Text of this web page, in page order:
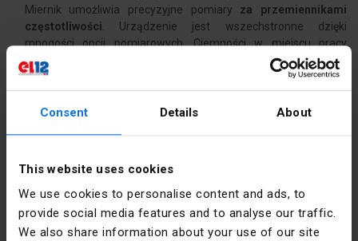
Consent Details About
This website uses cookies
We use cookies to personalise content and ads, to
provide social media features and to analyse our traffic.
We also share information about your use of our site
Miernik umożliwia precyzyjne pomiary za przemiennikami
częstotliwości . Urządzenie jest wszechstronne dzięki
mnogości opcji pomiarowych. Ciemności w miejscu pracy
przestają być przeszkodą dzięki wbudowanej latarce.
Nowoczesne cęgi
Nowatorski kształt to łatwiejszy montaż w trudno dostępnych
oraz ciasnych miejscach. Specjalna wypustka wyposażona jest
Ciemności w miejscu pracy przestają być przeszkodą dzięki
wbudowanej latarce.
Miernik umożliwia precyzyjne pomiary za przemiennikami
częstotliwości. Urządzenie jest wszechstronne dzięki
mnogości opcji pomiarowych. Ciemności w miejscu pracy